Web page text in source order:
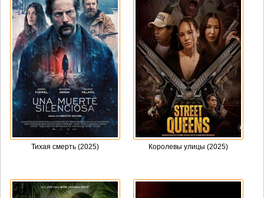
Тихая смерть (2025) Королевы улицы (2025)